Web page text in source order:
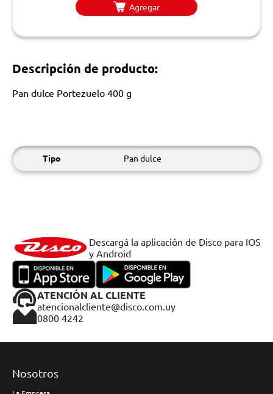
Agregar
Descripción de producto:
Pan dulce Portezuelo 400 g
Tipo Pan dulce
Descargá la aplicación de Disco para IOS
y Android
ATENCIÓN AL CLIENTE
atencionalcliente@disco.com.uy
0800 4242
Nosotros